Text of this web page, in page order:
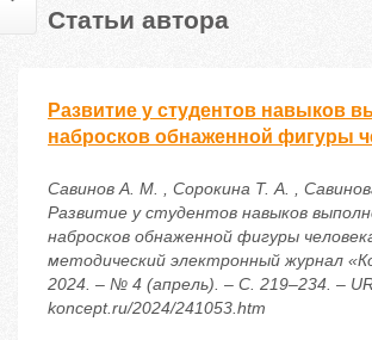
Статьи автора
Развитие у студентов навыков
набросков обнаженной фигуры
Савинов А. М. , Сорокина Т. А. ,
Развитие у студентов навыков
набросков обнаженной фигуры
методический электронный журнал
2024. – № 4 (апрель). – С. 219–234. –
koncept.ru/2024/241053.htm